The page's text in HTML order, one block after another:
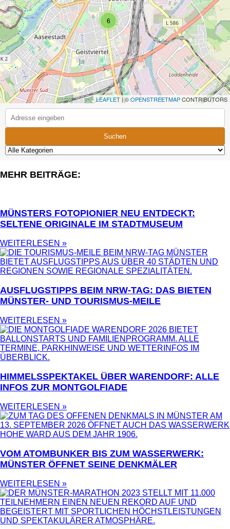
6
LEAFLET| ©OPENSTREETMAPCONTRIBUTORS
Suchen
MEHR BEITRÄGE:
MÜNSTERS FOTOPIONIER NEU ENTDECKT:
SELTENE ORIGINALE IM STADTMUSEUM
WEITERLESEN »
AUSFLUGSTIPPS BEIM NRW-TAG: DAS BIETEN
MÜNSTER- UND TOURISMUS-MEILE
WEITERLESEN »
HIMMELSSPEKTAKEL ÜBER WARENDORF: ALLE
INFOS ZUR MONTGOLFIADE
WEITERLESEN »
VOM ATOMBUNKER BIS ZUM WASSERWERK:
MÜNSTER ÖFFNET SEINE DENKMÄLER
WEITERLESEN »